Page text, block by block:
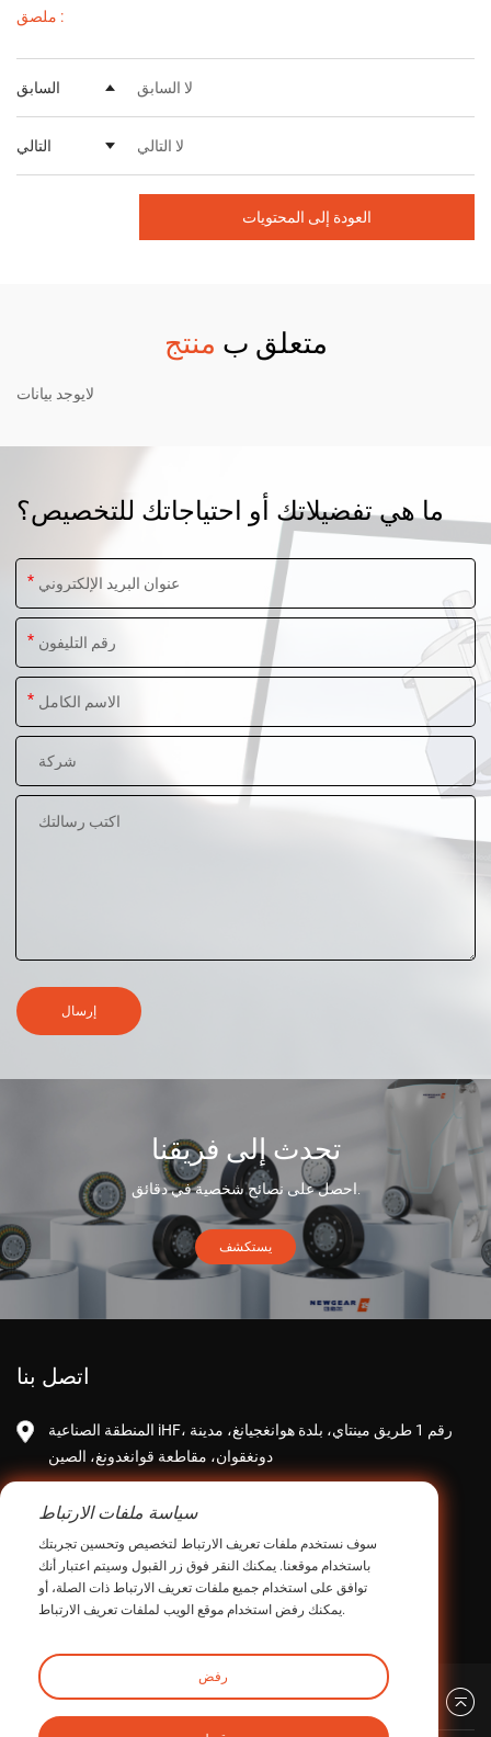
ملصق :
السابق لا السابق
التالي لا التالي
العودة إلى المحتويات
متعلق ب منتج
لايوجد بيانات
ما هي تفضيلاتك أو احتياجاتك للتخصيص؟
*
*
*
إرسال
تحدث إلى فريقنا
احصل على نصائح شخصية في دقائق.
يستكشف
اتصل بنا
المنطقة الصناعية iHF، رقم 1 طريق مينتاي، بلدة هوانغجيانغ، مدينة
دونغقوان، مقاطعة قوانغدونغ، الصين
+86 150 1293 8124(Sunny Qian)
الفاكس: +86-0769-82868510
العودة إلى الأعلى
سياسة ملفات الارتباط
سوف نستخدم ملفات تعريف الارتباط لتخصيص وتحسين تجربتك
باستخدام موقعنا. يمكنك النقر فوق زر القبول وسيتم اعتبار أنك
توافق على استخدام جميع ملفات تعريف الارتباط ذات الصلة، أو
يمكنك رفض استخدام موقع الويب لملفات تعريف الارتباط.
رفض